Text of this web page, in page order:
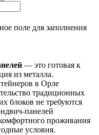
поле для заполнения
— это готовая к
из металла.
в Орле
традиционных
блоков не требуются
панелей
проживания
условия.